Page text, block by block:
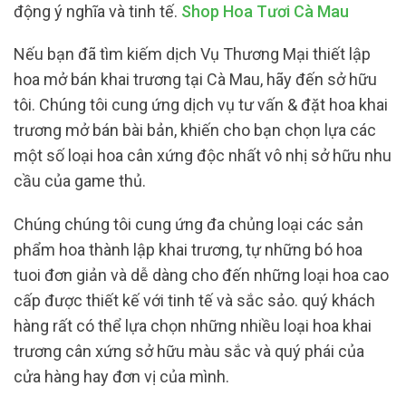
động ý nghĩa và tinh tế. Shop Hoa Tươi Cà Mau
Nếu bạn đã tìm kiếm dịch Vụ Thương Mại thiết lập
hoa mở bán khai trương tại Cà Mau, hãy đến sở hữu
tôi. Chúng tôi cung ứng dịch vụ tư vấn & đặt hoa khai
trương mở bán bài bản, khiến cho bạn chọn lựa các
một số loại hoa cân xứng độc nhất vô nhị sở hữu nhu
cầu của game thủ.
Chúng chúng tôi cung ứng đa chủng loại các sản
phẩm hoa thành lập khai trương, tự những bó hoa
tuoi đơn giản và dễ dàng cho đến những loại hoa cao
cấp được thiết kế với tinh tế và sắc sảo. quý khách
hàng rất có thể lựa chọn những nhiều loại hoa khai
trương cân xứng sở hữu màu sắc và quý phái của
cửa hàng hay đơn vị của mình.